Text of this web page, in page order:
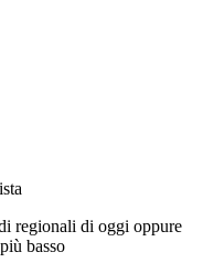
regionali di oggi oppure
basso